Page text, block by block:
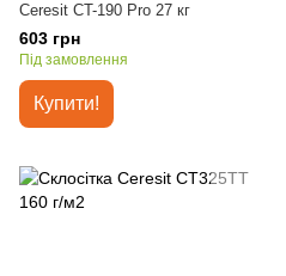
Ceresit CT-190 Pro 27 кг
603 грн
Під замовлення
Купити!